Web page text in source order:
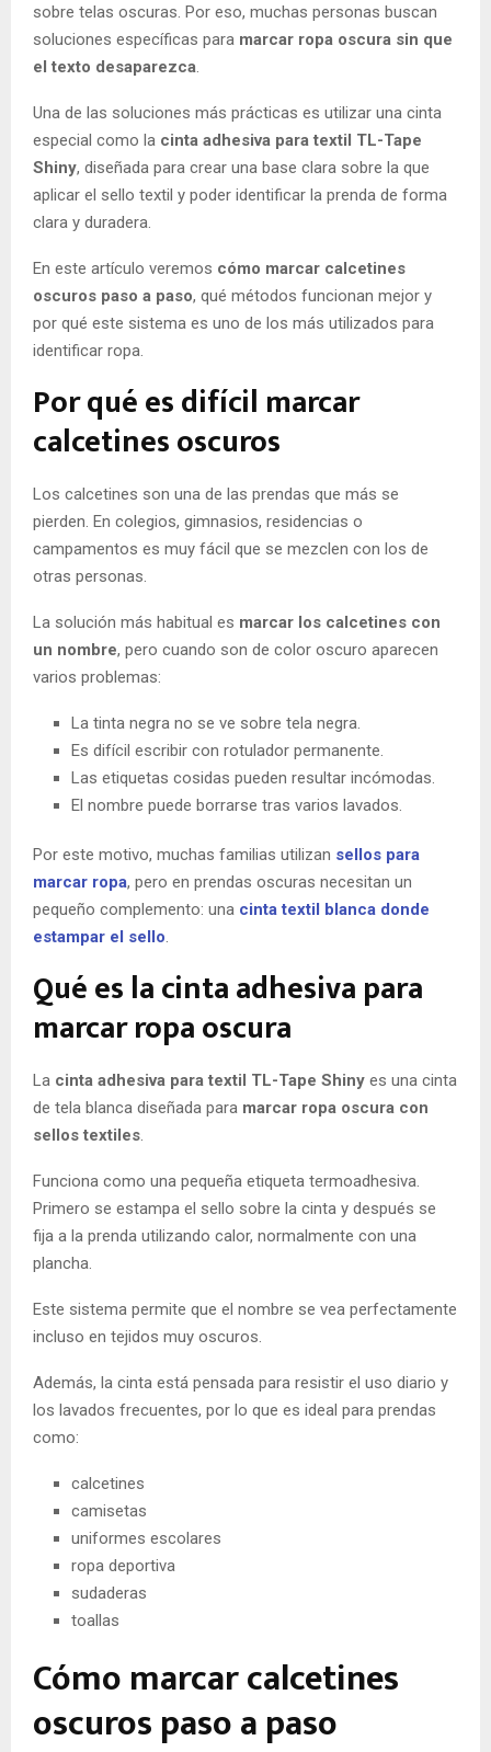
sobre telas oscuras. Por eso, muchas personas buscan
soluciones específicas para marcar ropa oscura sin que
el texto desaparezca
Una de las soluciones más prácticas es utilizar una cinta
especial como la cinta adhesiva para textil TL-Tape
Shiny, diseñada para crear una base clara sobre la que
aplicar el sello textil y poder identificar la prenda de forma
clara y duradera.
En este artículo veremos cómo marcar calcetines
oscuros paso a paso, qué métodos funcionan mejor y
por qué este sistema es uno de los más utilizados para
identificar ropa.
Por qué es difícil marcar
calcetines oscuros
Los calcetines son una de las prendas que más se
pierden. En colegios, gimnasios, residencias o
campamentos es muy fácil que se mezclen con los de
otras personas.
La solución más habitual es marcar los calcetines con
un nombre, pero cuando son de color oscuro aparecen
varios problemas:
La tinta negra no se ve sobre tela negra.
Es difícil escribir con rotulador permanente.
Las etiquetas cosidas pueden resultar incómodas.
El nombre puede borrarse tras varios lavados.
Por este motivo, muchas familias utilizan sellos para
marcar ropa, pero en prendas oscuras necesitan un
pequeño complemento: una cinta textil blanca donde
estampar el sello
Qué es la cinta adhesiva para
marcar ropa oscura
La cinta adhesiva para textil TL-Tape Shiny es una cinta
de tela blanca diseñada para marcar ropa oscura con
sellos textiles
Funciona como una pequeña etiqueta termoadhesiva.
Primero se estampa el sello sobre la cinta y después se
fija a la prenda utilizando calor, normalmente con una
plancha.
Este sistema permite que el nombre se vea perfectamente
incluso en tejidos muy oscuros.
Además, la cinta está pensada para resistir el uso diario y
los lavados frecuentes, por lo que es ideal para prendas
como:
calcetines
camisetas
uniformes escolares
ropa deportiva
sudaderas
toallas
Cómo marcar calcetines
oscuros paso a paso